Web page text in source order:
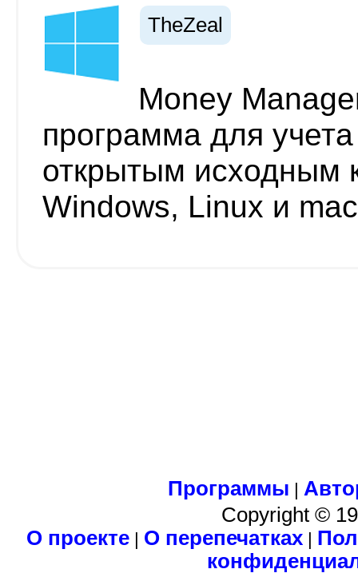
TheZeal
Money
программа для
открытым исходным
Windows, Linux и
Программы |
Copyright ©
О проекте| О перепечатках|